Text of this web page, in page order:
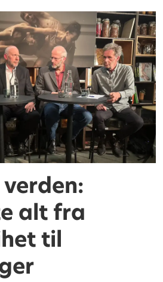
verden:
alt fra
til